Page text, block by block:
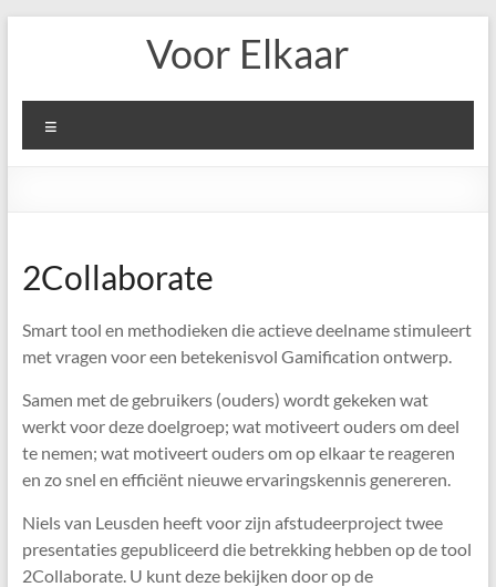
Voor Elkaar
2Collaborate
Smart tool en methodieken die actieve deelname stimuleert
met vragen voor een betekenisvol Gamification ontwerp.
Samen met de gebruikers (ouders) wordt gekeken wat
werkt voor deze doelgroep; wat motiveert ouders om deel
te nemen; wat motiveert ouders om op elkaar te reageren
en zo snel en efficiënt nieuwe ervaringskennis genereren.
Niels van Leusden heeft voor zijn afstudeerproject twee
presentaties gepubliceerd die betrekking hebben op de tool
2Collaborate. U kunt deze bekijken door op de